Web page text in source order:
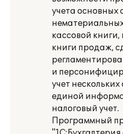
учета основных
кассовой книги,
книги продаж,
и
учет
единой
налоговый учет.
Программный